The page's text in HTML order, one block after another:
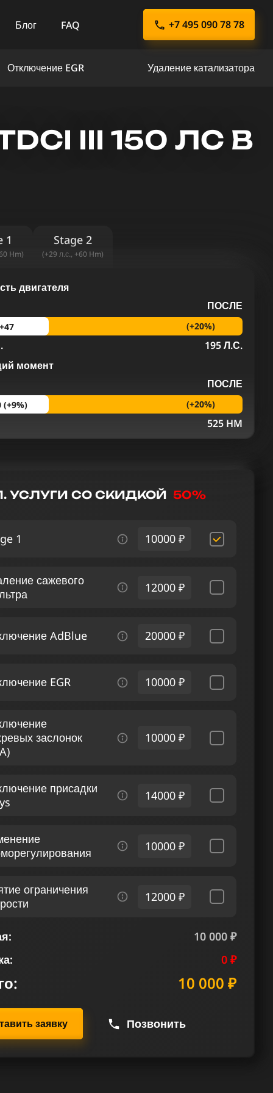
Блог FAQ +7 495 090 78 78
Отключение EGR Удаление катализатора
III 150 ЛС В
1
Hm)
Stage 2
(+29 л.с., +60 Hm)
двигателя
ПОСЛЕ
+47 (+20%)
195 Л.С.
момент
ПОСЛЕ
(+9%) (+20%)
525 HM
УСЛУГИ СО СКИДКОЙ 50%
1 10000 ₽
сажевого
12000 ₽
AdBlue 20000 ₽
EGR 10000 ₽
заслонок
10000 ₽
присадки
14000 ₽
10000 ₽
ограничения
12000 ₽
10 000 ₽
0 ₽
10 000 ₽
заявку Позвонить